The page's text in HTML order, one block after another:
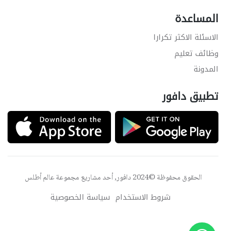
المساعدة
الاسئلة الاكثر تكرارا
وظائف تعليم
المدونة
تطبيق دافور
الحقوق محفوظة ©2024 دافور, أحد مشاريع مجموعة عالم أطلس
شروط الاستخدام سياسة الخصوصية